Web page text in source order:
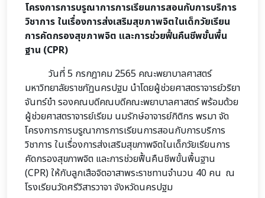
โครงการการบรูณาการการเรียนการสอนกับการบริการ
วิชาการ ในเรื่องการส่งเสริมสุขภาพจิตในเด็กวัยเรียน
การคัดกรองสุขภาพจิต และการช่วยฟื้นคืนชีพขั้นพื้น
ฐาน (CPR)
วันที่ 5 กรกฎาคม 2565 คณะพยาบาลศาสตร์
มหาวิทยาลัยราชภัฏนครปฐม นำโดยผู้ช่วยศาสตราจารย์วริยา
จันทร์ขำ รองคณบดีคณบดีคณะพยาบาลศาสตร์ พร้อมด้วย
ผู้ช่วยศาสตราจารย์เรียม นมรักษ์อาจารย์กิติกร พรมา จัด
โครงการการบรูณาการการเรียนการสอนกับการบริการ
วิชาการ ในเรื่องการส่งเสริมสุขภาพจิตในเด็กวัยเรียนการ
คัดกรองสุขภาพจิต และการช่วยฟื้นคืนชีพขั้นพื้นฐาน
(CPR) ให้กับลูกเสือจิตอาสาพระราชทานจำนวน 40 คน ณ
โรงเรียนวัดศรีวิสารวาจา จังหวัดนครปฐม